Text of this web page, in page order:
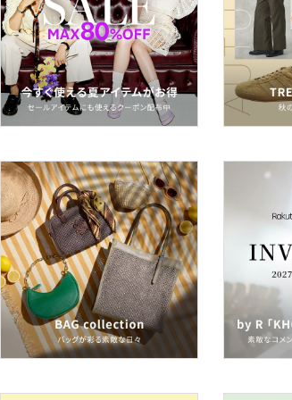
インテリア・生活雑貨
スマホグッズ・オーディ
オ機器
スポーツ・アウトドア用
文房具
ペット用品
福袋・ギフト・その他